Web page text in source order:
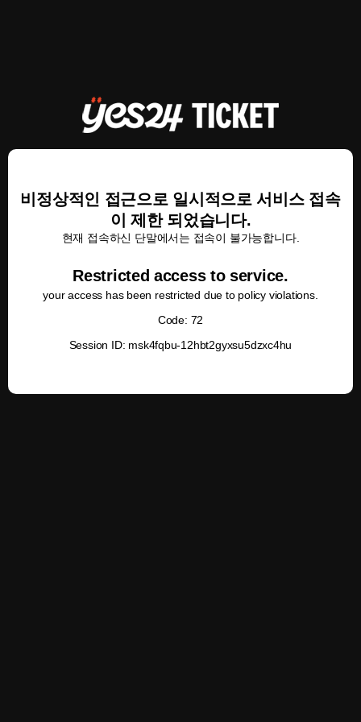
비정상적인 접근으로 일시적으로 서비스 접속
이 제한 되었습니다.
현재 접속하신 단말에서는 접속이 불가능합니다.
Restricted access to service.
your access has been restricted due to policy violations.
Code: 72
Session ID: msk4fqbu-12hbt2gyxsu5dzxc4hu